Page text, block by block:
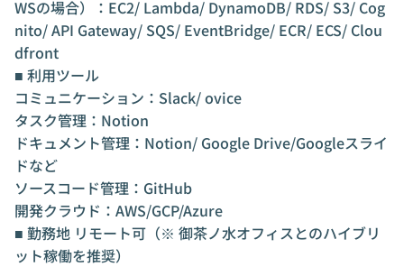
WSの場合）：EC2/ Lambda/ DynamoDB/ RDS/ S3/ Cog
nito/ API Gateway/ SQS/ EventBridge/ ECR/ ECS/ Clou
dfront
■ 利用ツール
コミュニケーション：Slack/ ovice
タスク管理：Notion
ドキュメント管理：Notion/ Google Drive/Googleスライ
ドなど
ソースコード管理：GitHub
開発クラウド：AWS/GCP/Azure
■ 勤務地 リモート可（※ 御茶ノ水オフィスとのハイブリ
ット稼働を推奨）